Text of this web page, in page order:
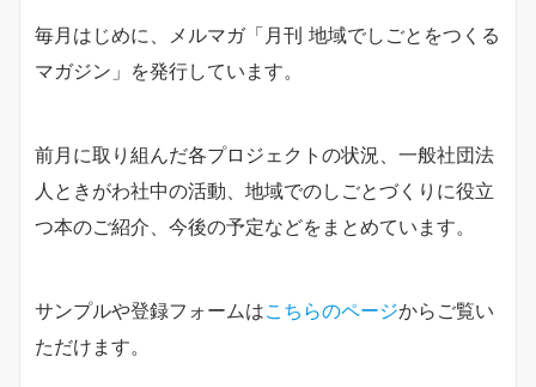
毎月はじめに、メルマガ「月刊 地域でしごとをつくる
マガジン」を発行しています。
前月に取り組んだ各プロジェクトの状況、一般社団法
人ときがわ社中の活動、地域でのしごとづくりに役立
つ本のご紹介、今後の予定などをまとめています。
サンプルや登録フォームはこちらのページからご覧い
ただけます。